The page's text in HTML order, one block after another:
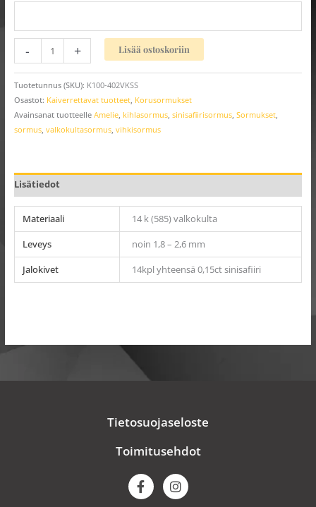
- + Lisää ostoskoriin
Tuotetunnus (SKU): K100-402VKSS
Osastot: Kaiverrettavat tuotteet, Korusormukset
Avainsanat tuotteelle Amelie, kihlasormus, sinisafiirisormus, Sormukset,
sormus, valkokultasormus, vihkisormus
Lisätiedot
Materiaali
14 k (585) valkokulta
Leveys
noin 1,8 – 2,6 mm
Jalokivet
14kpl yhteensä 0,15ct sinisafiiri
Tietosuojaseloste
Toimitusehdot
F
a
I
n